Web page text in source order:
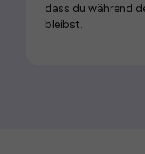
dass du während
bleibst.